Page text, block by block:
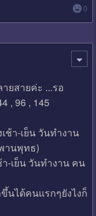
0
ยสายค่ะ ...รอ
, 96 , 145
า-เย็น วันทำงาน
านพุทธ)
น วันทำงาน คน
นได้คนแรกๆยังไงก็